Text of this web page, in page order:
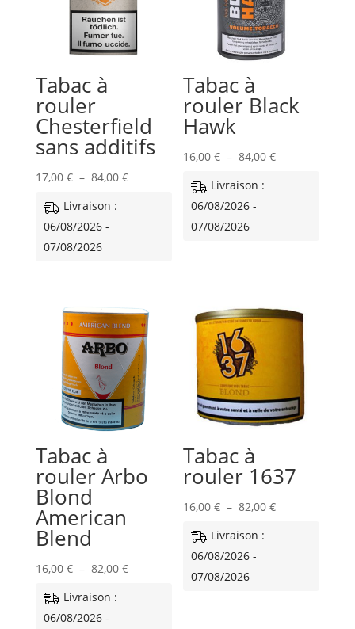
Tabac à
rouler
Chesterfield
sans additifs
17,00 € – 84,00 €Plage
Livraison :
06/08/2026 -
07/08/2026
Tabac à
rouler Black
Hawk
16,00€ – 84,00€Plage
Livraison :
06/08/2026 -
07/08/2026
Tabac à
rouler Arbo
Blond
American
Blend
16,00 € – 82,00 €Plage
Livraison :
06/08/2026 -
Tabac à
rouler 1637
16,00€ – 82,00€Plage
Livraison :
06/08/2026 -
07/08/2026